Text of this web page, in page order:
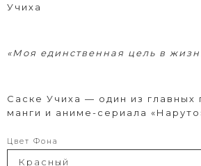
Учиха
«Моя единственная цель в
Саске Учиха — о дин из
манги и аниме-сериала
Цвет Фона